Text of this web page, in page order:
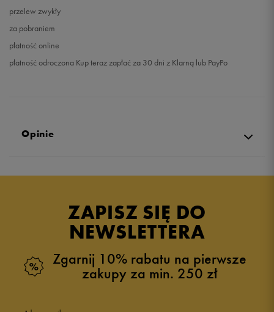
przelew zwykły
za pobraniem
płatność online
płatność odroczona Kup teraz zapłać za 30 dni z Klarną lub PayPo
Opinie
ZAPISZ SIĘ DO
NEWSLETTERA
Zgarnij 10% rabatu na pierwsze
zakupy za min. 250 zł